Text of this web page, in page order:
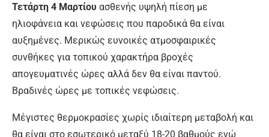
Τετάρτη 4 Μαρτίου ασθενής υψηλή πίεση με
ηλιοφάνεια και νεφώσεις που παροδικά θα είναι
αυξημένες. Μερικώς ευνοικές ατμοσφαιρικές
συνθήκες για τοπικού χαρακτήρα βροχές
απογευματινές ώρες αλλά δεν θα είναι παντού.
Βραδινές ώρες με τοπικές νεφώσεις.
Μέγιστες θερμοκρασίες χωρίς ιδιαίτερη μεταβολή και
θα είναι στο εσωτερικό μεταξύ 18-20 βαθμούς ενώ